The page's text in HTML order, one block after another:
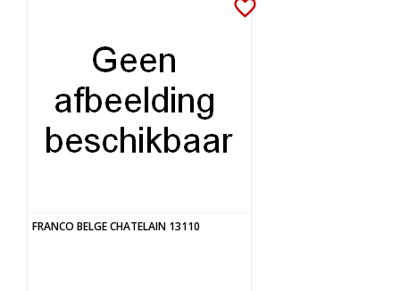
favorite_border
FRANCO BELGE CHATELAIN 13110